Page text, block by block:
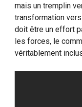
mais un tremplin
transformation
doit être un effort
les forces, le
véritablement